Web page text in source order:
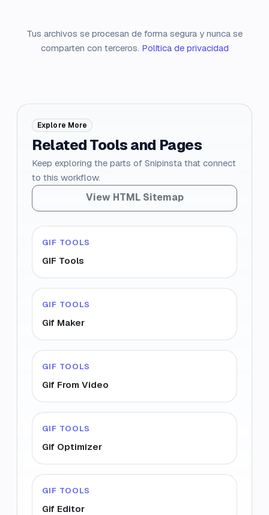
Tus archivos se procesan de forma segura y nunca se
comparten con terceros. Política de privacidad
Explore More
Related Tools and Pages
Keep exploring the parts of Snipinsta that connect
to this workflow.
View HTML Sitemap
GIF TOOLS
GIF Tools
GIF TOOLS
Gif Maker
GIF TOOLS
Gif From Video
GIF TOOLS
Gif Optimizer
GIF TOOLS
Gif Editor